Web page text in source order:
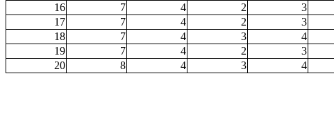
16
7 4 2 3
17
7 4 2 3
18
7 4 3 4
19
7 4 2 3
20
8 4 3 4